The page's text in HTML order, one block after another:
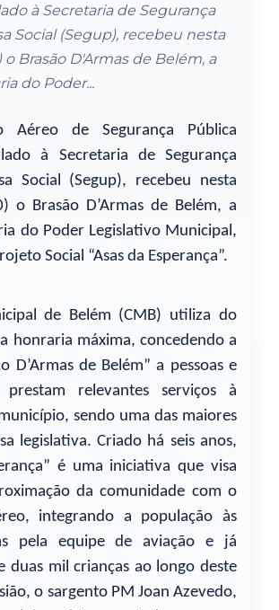
à Secretaria de Segurança
Social (Segup), recebeu nesta
o Brasão D'Armas de Belém, a
do Poder...
Aéreo de Segurança Pública
à Secretaria de Segurança
Social (Segup), recebeu nesta
o Brasão D’Armas de Belém, a
do Poder Legislativo Municipal,
Social “Asas da Esperança”.
de Belém (CMB) utiliza do
honraria máxima, concedendo a
D’Armas de Belém” a pessoas e
relevantes serviços à
sendo uma das maiores
legislativa. Criado há seis anos,
é uma iniciativa que visa
da comunidade com o
integrando a população às
pela equipe de aviação e já
duas mil crianças ao longo deste
o sargento PM Joan Azevedo,